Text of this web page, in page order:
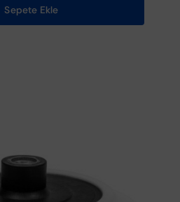
Sepete Ekle